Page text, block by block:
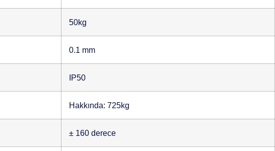
50kg
0.1 mm
IP50
Hakkında: 725kg
± 160 derece